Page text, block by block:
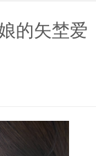
的矢埜爱